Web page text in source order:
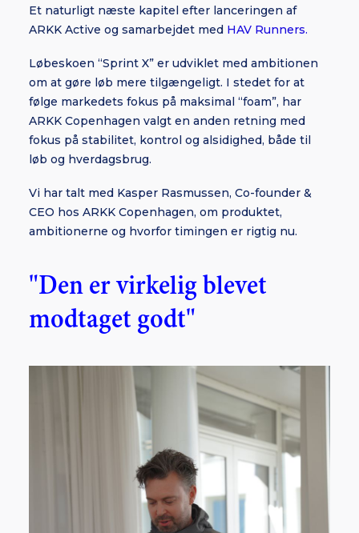
Et naturligt næste kapitel efter lanceringen af
ARKK Active og samarbejdet med HAV Runners.
Løbeskoen “Sprint X” er udviklet med ambitionen
om at gøre løb mere tilgængeligt. I stedet for at
følge markedets fokus på maksimal “foam”, har
ARKK Copenhagen valgt en anden retning med
fokus på stabilitet, kontrol og alsidighed, både til
løb og hverdagsbrug.
Vi har talt med Kasper Rasmussen, Co-founder &
CEO hos ARKK Copenhagen, om produktet,
ambitionerne og hvorfor timingen er rigtig nu.
"Den er virkelig blevet
modtaget godt"